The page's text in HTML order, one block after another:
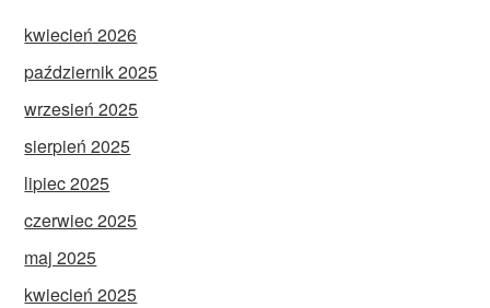
kwiecień 2026
październik 2025
wrzesień 2025
sierpień 2025
lipiec 2025
czerwiec 2025
maj 2025
kwiecień 2025